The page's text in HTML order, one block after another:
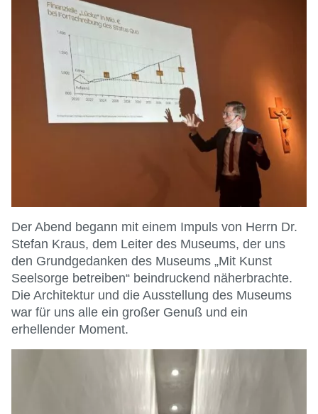
Der Abend begann mit einem Impuls von Herrn Dr.
Stefan Kraus, dem Leiter des Museums, der uns
den Grundgedanken des Museums „Mit Kunst
Seelsorge betreiben“ beindruckend näherbrachte.
Die Architektur und die Ausstellung des Museums
war für uns alle ein großer Genuß und ein
erhellender Moment.